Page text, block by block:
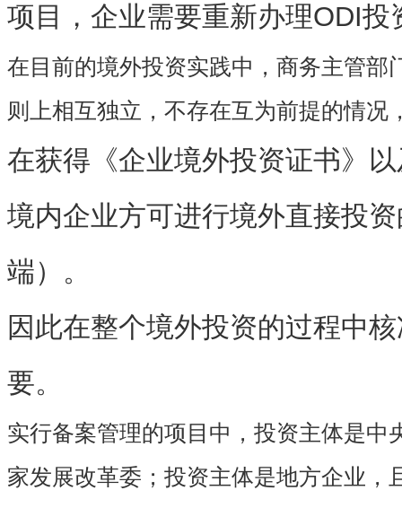
项目，企业需要重新办理ODI投
在目前的境外投资实践中，商务主管部
则上相互独立，不存在互为前提的情况
在获得《企业境外投资证书》
境内企业方可进行境外直接投
端）。
因此在整个境外投资的过程中
要。
实行备案管理的项目中，投资主体是中
家发展改革委；投资主体是地方企业